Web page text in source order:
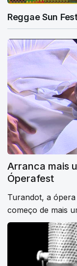
Reggae Sun
Arranca mais
Óperafest
Turandot, a
começo de mais